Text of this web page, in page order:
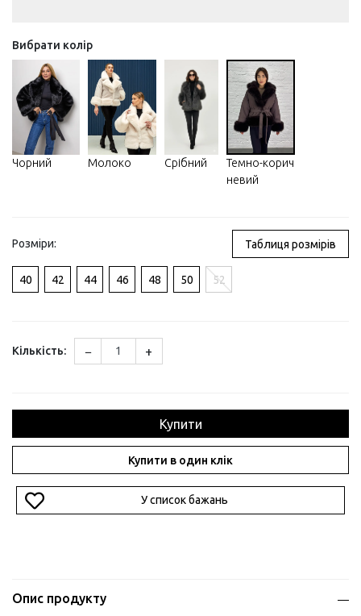
Вибрати колір
Чорний Молоко Срібний
Темно-корич
невий
Розміри: Таблиця розмірів
40 42 44 46 48 50 52
Кількість: − +
Купити
Купити в один клік
У список бажань
Опис продукту